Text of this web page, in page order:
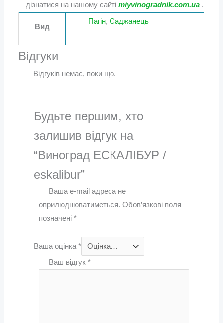
дізнатися на нашому сайтіmiyvinogradnik.com.ua .
Вид
Пагін, Саджанець
Відгуки
Відгуків немає, поки що.
Будьте першим, хто
залишив відгук на
“Виноград ЕСКАЛІБУР /
eskalibur”
Ваша e-mail адреса не
оприлюднюватиметься. Обов’язкові поля
позначені*
Ваша оцінка*
Ваш відгук*